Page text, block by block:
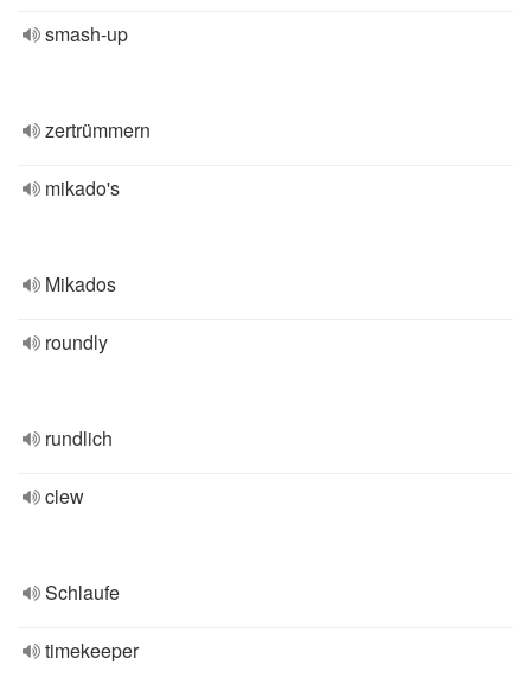
smash-up
zertrümmern
mikado's
Mikados
roundly
rundlich
clew
Schlaufe
timekeeper